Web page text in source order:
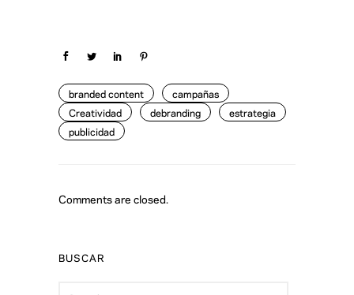
branded content
campañas
Creatividad
debranding
estrategia
publicidad
Comments are closed.
BUSCAR